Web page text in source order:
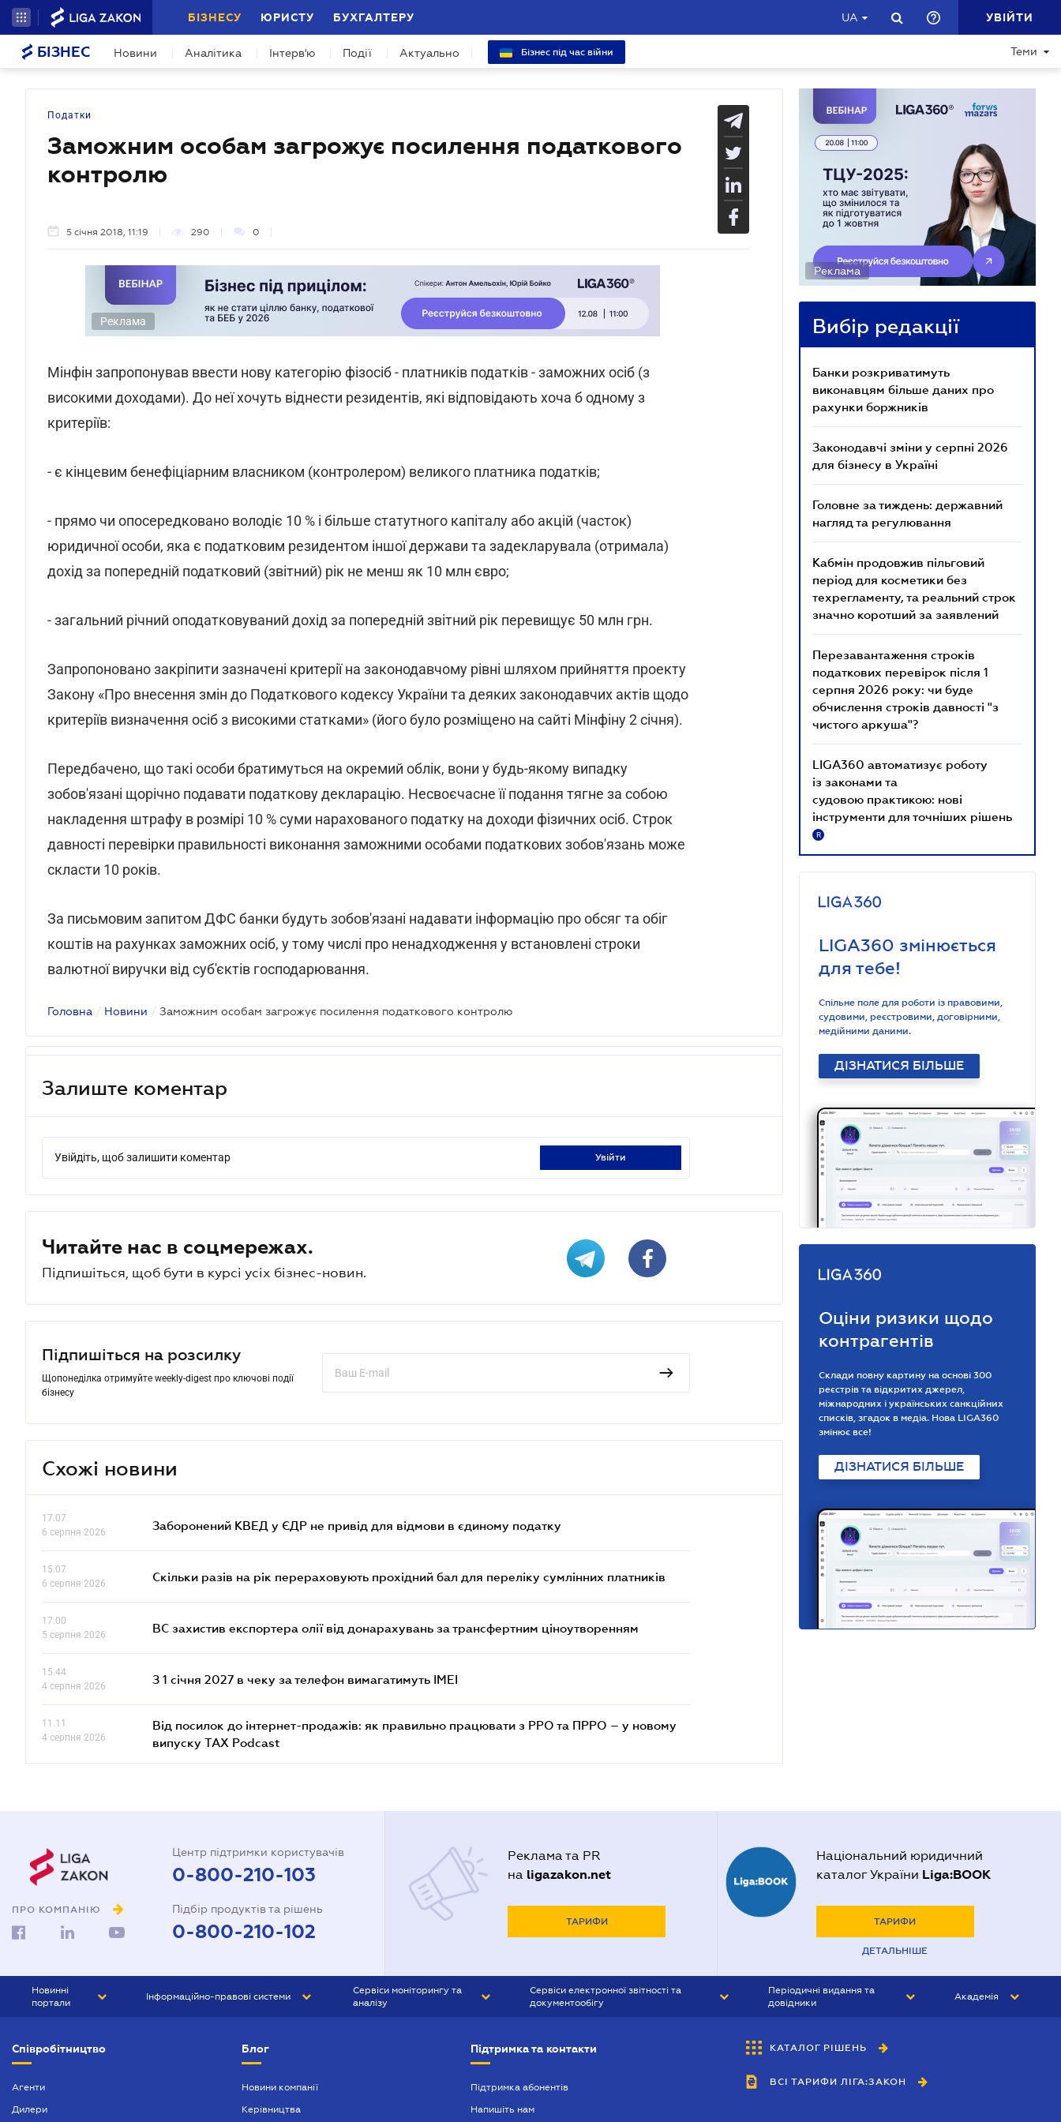
БІЗНЕСУ ЮРИСТУ БУХГАЛТЕРУ UA УВІЙТИ
БІЗНЕС Новини Аналітика Інтерв'ю Події Актуально Бізнес під час війни Теми
Податки
Заможним особам загрожує посилення податкового
контролю
5 січня 2018, 11:19 290 0
Реклама
Мінфін запропонував ввести нову категорію фізосіб - платників податків - заможних осіб (з
високими доходами). До неї хочуть віднести резидентів, які відповідають хоча б одному з
критеріїв:
- є кінцевим бенефіціарним власником (контролером) великого платника податків;
- прямо чи опосередковано володіє 10 % і більше статутного капіталу або акцій (часток)
юридичної особи, яка є податковим резидентом іншої держави та задекларувала (отримала)
дохід за попередній податковий (звітний) рік не менш як 10 млн євро;
- загальний річний оподатковуваний дохід за попередній звітний рік перевищує 50 млн грн.
Запропоновано закріпити зазначені критерії на законодавчому рівні шляхом прийняття проекту
Закону «Про внесення змін до Податкового кодексу України та деяких законодавчих актів щодо
критеріїв визначення осіб з високими статками» (його було розміщено на сайті Мінфіну 2 січня).
Передбачено, що такі особи братимуться на окремий облік, вони у будь-якому випадку
зобов'язані щорічно подавати податкову декларацію. Несвоєчасне її подання тягне за собою
накладення штрафу в розмірі 10 % суми нарахованого податку на доходи фізичних осіб. Строк
давності перевірки правильності виконання заможними особами податкових зобов'язань може
скласти 10 років.
За письмовим запитом ДФС банки будуть зобов'язані надавати інформацію про обсяг та обіг
коштів на рахунках заможних осіб, у тому числі про ненадходження у встановлені строки
валютної виручки від суб'єктів господарювання.
Головна / Новини / Заможним особам загрожує посилення податкового контролю
Залиште коментар
Увійдіть, щоб залишити коментар увійти
Читайте нас в соцмережах.
Підпишіться, щоб бути в курсі усіх бізнес-новин.
Підпишіться на розсилку
Щопонеділка отримуйте weekly-digest про ключові події
бізнесу
Схожі новини
17.07
6 серпня 2026
Заборонений КВЕД у ЄДР не привід для відмови в єдиному податку
15.07
6 серпня 2026
Скільки разів на рік перераховують прохідний бал для переліку сумлінних платників
17.00
5 серпня 2026
ВС захистив експортера олії від донарахувань за трансфертним ціноутворенням
15.44
4 серпня 2026
З 1 січня 2027 в чеку за телефон вимагатимуть IMEI
11.11
4 серпня 2026
Від посилок до інтернет-продажів: як правильно працювати з РРО та ПРРО – у новому
випуску TAX Podcast
Реклама
Вибір редакції
Банки розкриватимуть
виконавцям більше даних про
рахунки боржників
Законодавчі зміни у серпні 2026
для бізнесу в Україні
Головне за тиждень: державний
нагляд та регулювання
Кабмін продовжив пільговий
період для косметики без
техрегламенту, та реальний строк
значно коротший за заявлений
Перезавантаження строків
податкових перевірок після 1
серпня 2026 року: чи буде
обчислення строків давності "з
чистого аркуша"?
LIGA360 автоматизує роботу
із законами та
судовою практикою: нові
інструменти для точніших рішень
R
LIGA360 змінюється
для тебе!
Спільне поле для роботи із правовими,
судовими, реєстровими, договірними,
медійними даними.
ДІЗНАТИСЯ БІЛЬШЕ
Оціни ризики щодо
контрагентів
Склади повну картину на основі 300
реєстрів та відкритих джерел,
міжнародних і українських санкційних
списків, згадок в медіа. Нова LIGA360
змінює все!
ДІЗНАТИСЯ БІЛЬШЕ
ПРО КОМПАНІЮ
Центр підтримки користувачів
0-800-210-103
Підбір продуктів та рішень
0-800-210-102
Реклама та PR
на ligazakon.net
ТАРИФИ
Національний юридичний
каталог України Liga:BOOK
ТАРИФИ
ДЕТАЛЬНІШЕ
Новинні
портали
БІЗНЕС
Інформаційно-правові системи
БУХГАЛТЕР ПРОФ
Сервіси моніторингу та
аналізу
Сервіси електронної звітності та
документообігу
Періодичні видання та
довідники
БУХГАЛТЕР&ЗАКОН
ВІСНИК МСФЗ
Академія
Співробітництво
Агенти
Дилери
Блог
Новини компанії
Керівництва
Підтримка та контакти
Підтримка абонентів
Напишіть нам
КАТАЛОГ РІШЕНЬ
ВСІ ТАРИФИ ЛІГА:ЗАКОН